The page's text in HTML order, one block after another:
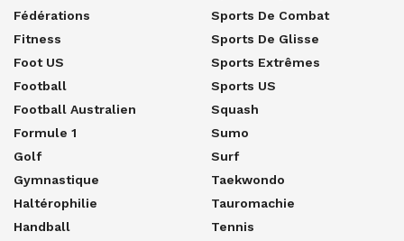
Fédérations
Fitness
Foot US
Football
Football Australien
Formule 1
Golf
Gymnastique
Haltérophilie
Handball
Sports De Combat
Sports De Glisse
Sports Extrêmes
Sports US
Squash
Sumo
Surf
Taekwondo
Tauromachie
Tennis